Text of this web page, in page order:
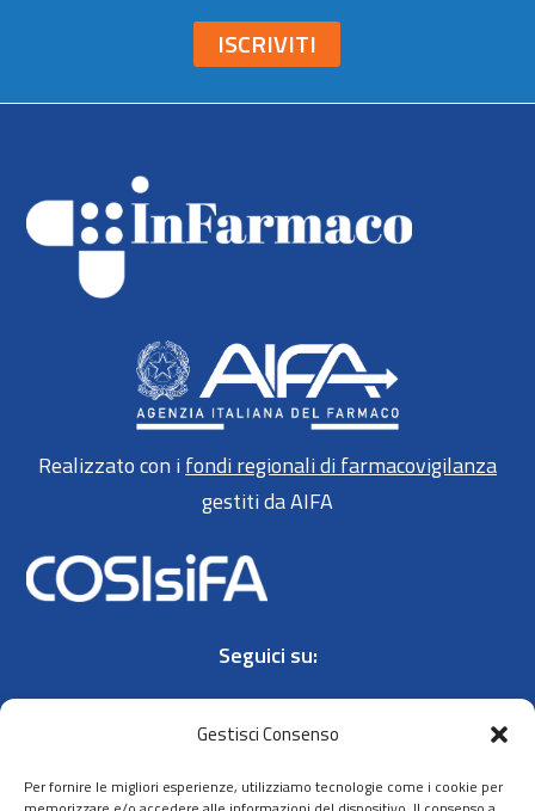
Gestisci Consenso
Per fornire le migliori esperienze, utilizziamo tecnologie come i cookie per
ISCRIVITI
Realizzato con ifondi regionali di farmacovigilanza
gestiti da AIFA
Seguici su: